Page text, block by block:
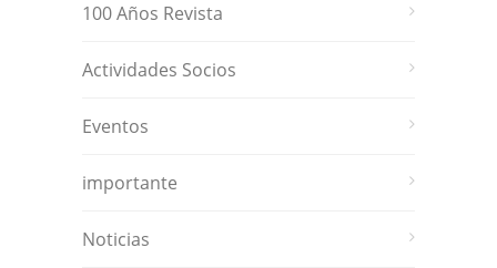
100 Años Revista
Actividades Socios
Eventos
importante
Noticias